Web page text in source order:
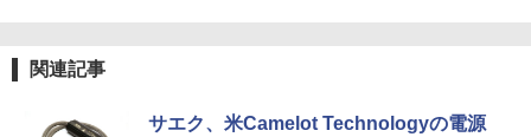
関連記事
サエク、米Camelot Technologyの電源